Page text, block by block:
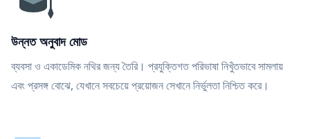
উন্নত অনুবাদ মোড
ব্যবসা ও একাডেমিক নথির জন্য তৈরি। প্রযুক্তিগত পরিভাষা নিখুঁতভাবে সামলায়
এবং প্রসঙ্গ বোঝে, যেখানে সবচেয়ে প্রয়োজন সেখানে নির্ভুলতা নিশ্চিত করে।